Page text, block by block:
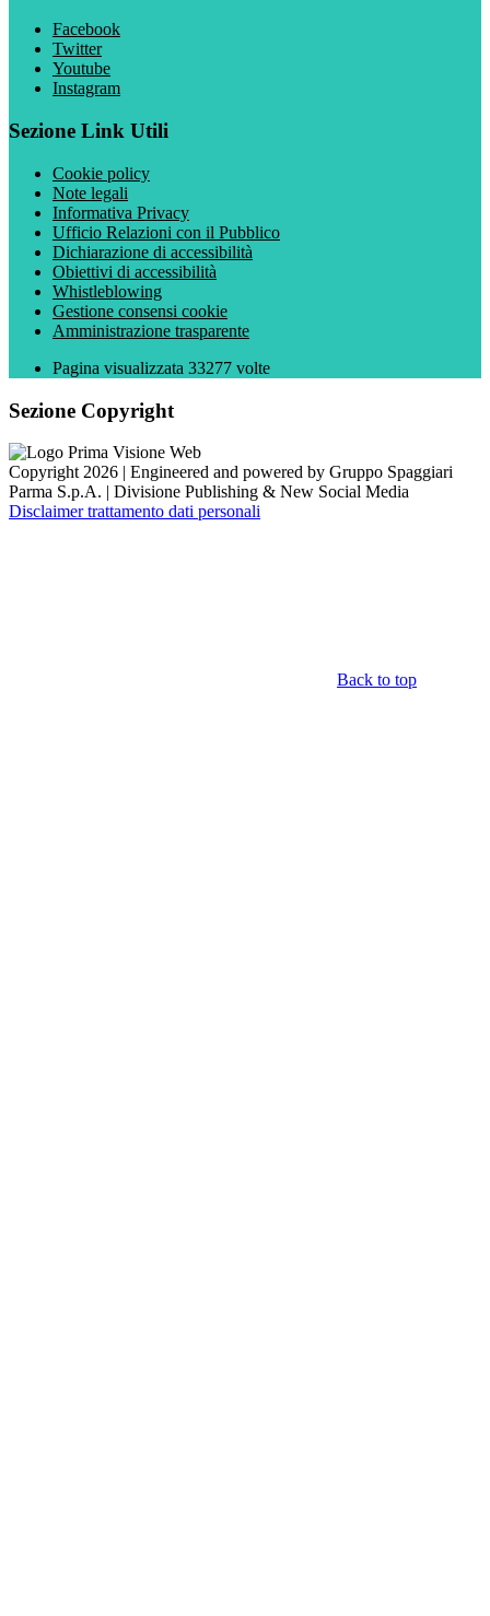
Facebook
Twitter
Youtube
Instagram
Sezione Link Utili
Cookie policy
Note legali
Informativa Privacy
Ufficio Relazioni con il Pubblico
Dichiarazione di accessibilità
Obiettivi di accessibilità
Whistleblowing
Gestione consensi cookie
Amministrazione trasparente
Pagina visualizzata 33277 volte
Sezione Copyright
Copyright 2026 | Engineered and powered by Gruppo Spaggiari
Parma S.p.A. | Divisione Publishing & New Social Media
Disclaimer trattamento dati personali
Back to top